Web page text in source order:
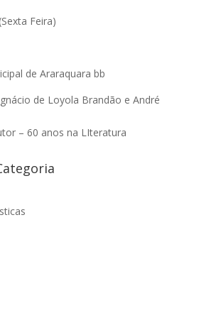
Feira)
de Araraquara bb
de Loyola Brandão e André
– 60 anos na LIteratura